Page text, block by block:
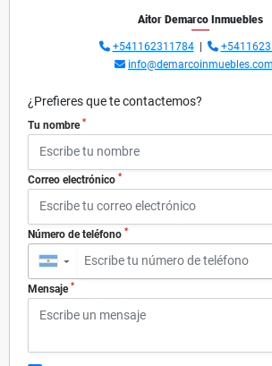
Aitor Demarco Inmuebles
+541162311784|
¿Prefieres que te contactemos?
Tu nombre *
Correo electrónico *
Número de teléfono *
▼
Mensaje *